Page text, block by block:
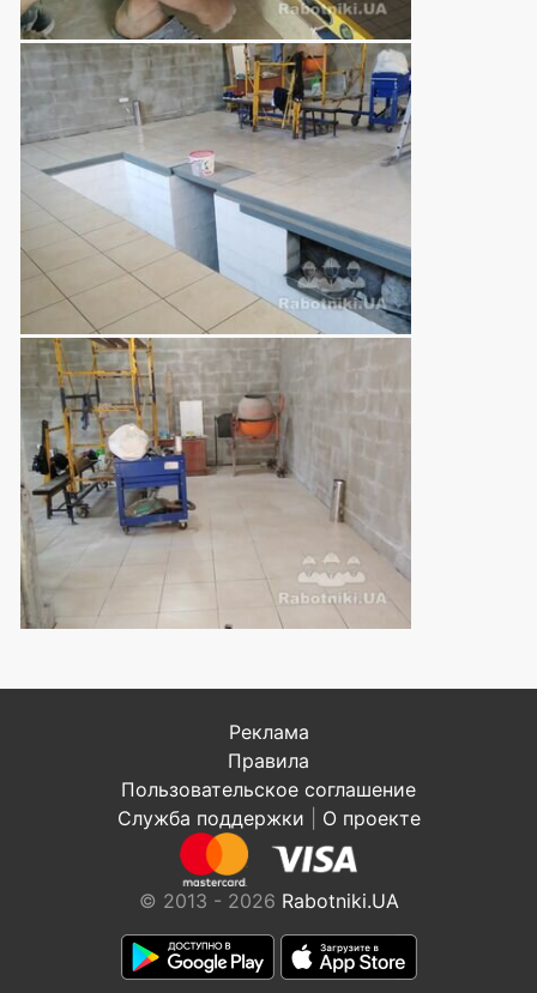
Реклама
Правила
Пользовательское соглашение
Служба поддержки
О проекте
© 2013 - 2026 Rabotniki.UA